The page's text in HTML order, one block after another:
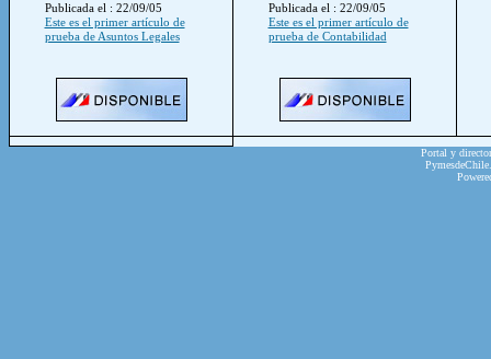
Publicada el : 22/09/05
Este es el primer artículo de
prueba de Asuntos Legales
Publicada el : 22/09/05
Este es el primer artículo de
prueba de Contabilidad
Portal y